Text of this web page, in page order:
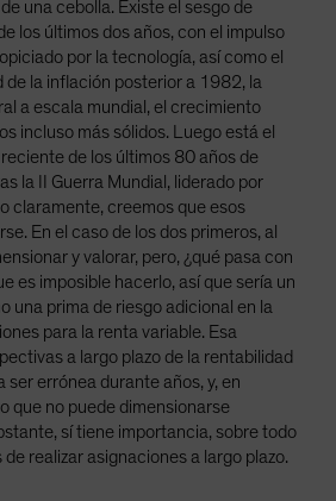
una cebolla. Existe el sesgo de
los últimos dos años, con el impulso
por la tecnología, así como el
de la inflación posterior a 1982, la
a escala mundial, el crecimiento
incluso más sólidos. Luego está el
de los últimos 80 años de
la II Guerra Mundial, liderado por
claramente, creemos que esos
En el caso de los dos primeros, al
y valorar, pero, ¿qué pasa con
es imposible hacerlo, así que sería un
una prima de riesgo adicional en la
para la renta variable. Esa
a largo plazo de la rentabilidad
ser errónea durante años, y, en
que no puede dimensionarse
sí tiene importancia, sobre todo
realizar asignaciones a largo plazo.